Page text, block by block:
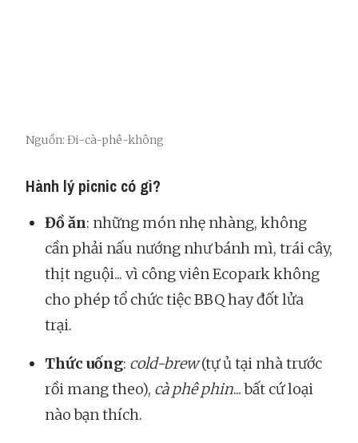
Nguồn: Đi-cà-phê-không
Hành lý picnic có gì?
Đồ ăn: những món nhẹ nhàng, không
cần phải nấu nướng như bánh mì, trái cây,
thịt nguội... vì công viên Ecopark không
cho phép tổ chức tiệc BBQ hay đốt lửa
trại.
Thức uống: cold-brew(tự ủ tại nhà trước
rồi mang theo), cà phê phin... bất cứ loại
nào bạn thích.